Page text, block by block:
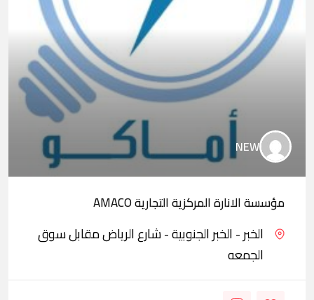
NEW
مؤسسة الانارة المركزية التجارية AMACO
الخبر - الخبر الجنوبية - شارع الرياض مقابل سوق
الجمعه